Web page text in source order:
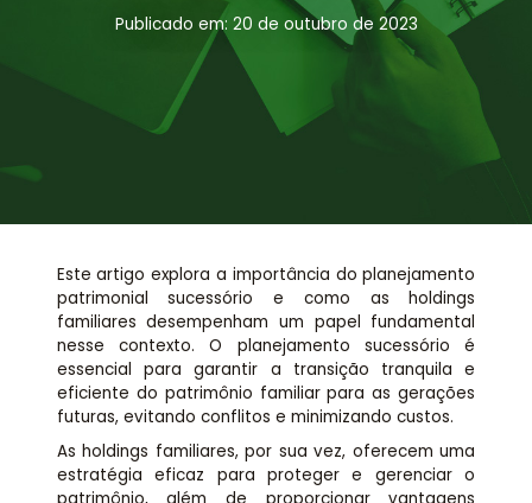
Assessoria jurídica
Links Úteis
Publicado em: 20 de outubro de 2023
Este artigo explora a importância do planejamento
patrimonial sucessório e como as holdings
familiares desempenham um papel fundamental
nesse contexto. O planejamento sucessório é
essencial para garantir a transição tranquila e
eficiente do patrimônio familiar para as gerações
futuras, evitando conflitos e minimizando custos.
As holdings familiares, por sua vez, oferecem uma
estratégia eficaz para proteger e gerenciar o
patrimônio, além de proporcionar vantagens